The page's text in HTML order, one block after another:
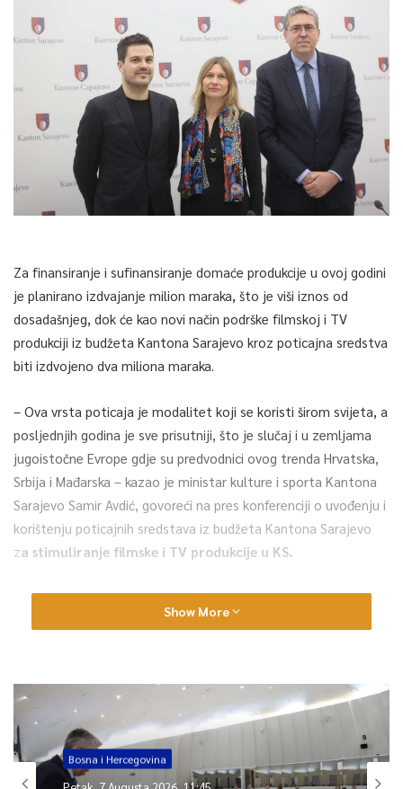
Za finansiranje i sufinansiranje domaće produkcije u ovoj godini
je planirano izdvajanje milion maraka, što je viši iznos od
dosadašnjeg, dok će kao novi način podrške filmskoj i TV
produkciji iz budžeta Kantona Sarajevo kroz poticajna sredstva
biti izdvojeno dva miliona maraka.
– Ova vrsta poticaja je modalitet koji se koristi širom svijeta, a
posljednjih godina je sve prisutniji, što je slučaj i u zemljama
jugoistočne Evrope gdje su predvodnici ovog trenda Hrvatska,
Srbija i Mađarska – kazao je ministar kulture i sporta Kantona
Sarajevo Samir Avdić, govoreći na pres konferenciji o uvođenju i
korištenju poticajnih sredstava iz budžeta Kantona Sarajevo
za stimuliranje filmske i TV produkcije u KS.
Avdić je kazao da samo tri zemlje u regionu nisu imale tu vrstu
Bosna i Hercegovina, Albanija i Moldavija.
budžeta Kantona Sarajevo a kroz povrat od 30 posto uloženih
sredstava u proizvodnju audio-vizuelnog sadržaja na području
Kantona Sarajevo, te će ta uložena sredstva u Kanton
Sarajevo generisati oko sedam miliona maraka iz privatnog
sektora i stranih izvora.
Show More
Bosna i Hercegovina